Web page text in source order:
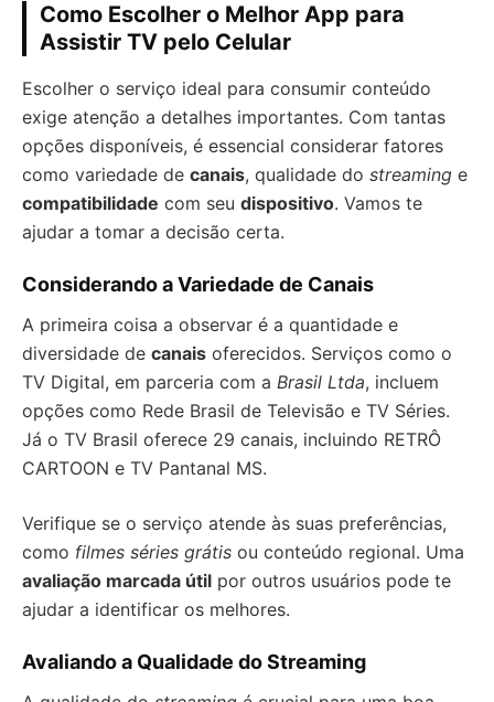
Como Escolher o Melhor App para
Assistir TV pelo Celular
Escolher o serviço ideal para consumir conteúdo
exige atenção a detalhes importantes. Com tantas
opções disponíveis, é essencial considerar fatores
como variedade de canais, qualidade do streaming e
compatibilidade com seu dispositivo. Vamos te
ajudar a tomar a decisão certa.
Considerando a Variedade de Canais
A primeira coisa a observar é a quantidade e
diversidade de canais oferecidos. Serviços como o
TV Digital, em parceria com a Brasil Ltda, incluem
opções como Rede Brasil de Televisão e TV Séries.
Já o TV Brasil oferece 29 canais, incluindo RETRÔ
CARTOON e TV Pantanal MS.
Verifique se o serviço atende às suas preferências,
como filmes séries grátis ou conteúdo regional. Uma
avaliação marcada útil por outros usuários pode te
ajudar a identificar os melhores.
Avaliando a Qualidade do Streaming